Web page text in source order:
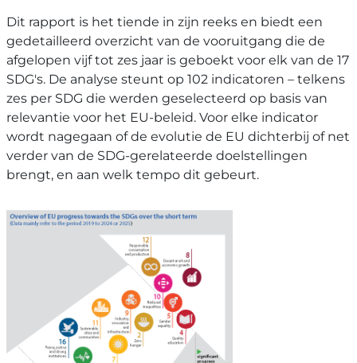
Dit rapport is het tiende in zijn reeks en biedt een
gedetailleerd overzicht van de vooruitgang die de
afgelopen vijf tot zes jaar is geboekt voor elk van de 17
SDG's. De analyse steunt op 102 indicatoren – telkens
zes per SDG die werden geselecteerd op basis van
relevantie voor het EU-beleid. Voor elke indicator
wordt nagegaan of de evolutie de EU dichterbij of net
verder van de SDG-gerelateerde doelstellingen
brengt, en aan welk tempo dit gebeurt.